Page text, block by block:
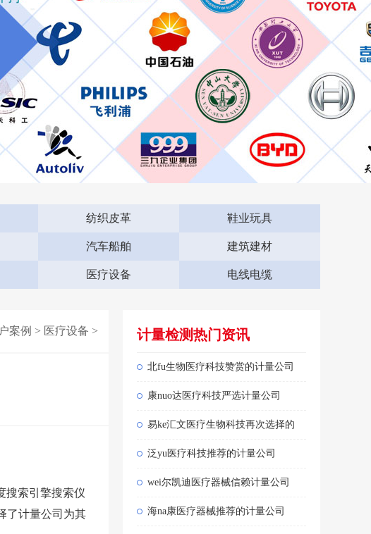
纺织皮革 鞋业玩具
汽车船舶 建筑建材
医疗设备 电线电缆
案例 > 医疗设备 >
搜索引擎搜索仪
了计量公司为其
计量检测热门资讯
北fu生物医疗科技赞赏的计量公司
康nuo达医疗科技严选计量公司
易ke汇文医疗生物科技再次选择的
泛yu医疗科技推荐的计量公司
wei尔凯迪医疗器械信赖计量公司
海na康医疗器械推荐的计量公司